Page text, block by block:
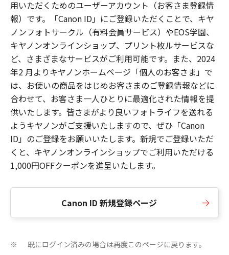
用いただくためのユーザーアカウント（お客さま登録情
報）です。「Canon ID」にご登録いただくことで、キヤ
ノンフォトサークル（有料会員サービス）やEOS学園、
キヤノンオンラインショップ、プリント枚ルサービスな
ど、さまざまなサービスがご利用可能です。また、2024
年2 月よりキヤノンホームページ「個人のお客さま」で
は、お使いの商品をはじめお客さまのご登録情報などに
合わせて、お客さま一人ひとりに最適化された情報を提
供いたします。皆さまがより良いフォトライフを送れる
ようキヤノンがご支援いたしますので、ぜひ「Canon
ID」のご登録をお願いいたします。新規でご登録いただ
くと、キヤノンオンラインショップでご利用いただける
1,000円OFFクーポンを進呈いたします。
Canon ID 新規登録ページ
※ 既にログイン済みの場合は再度このページに戻ります。